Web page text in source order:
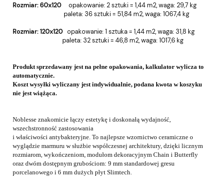
Rozmiar: 60x120 opakowanie: 2 sztuki = 1,44 m2, waga: 29,7 kg
paleta: 36 sztuki = 51,84 m2, waga: 1067,4 kg
Rozmiar: 120x120 opakowanie: 1 sztuka = 1,44 m2, waga: 31,8 kg
paleta: 32 sztuki = 46,8 m2, waga: 1017,6 kg
Produkt sprzedawany jest na pełne opakowania, kalkulator wylicza to
automatycznie.
Koszt wysyłki wyliczany jest indywidualnie, podana kwota w koszyku
nie jest wiążąca.
Noblesse znakomicie łączy estetykę i doskonałą wydajność,
wszechstronność zastosowania
i właściwości antybakteryjne. To najlepsze wzornictwo ceramiczne o
wyglądzie marmuru w służbie współczesnej architektury, dzięki licznym
rozmiarom, wykończeniom, modułom dekoracyjnym Chain i Butterfly
oraz dwóm dostępnym grubościom: 9 mm standardowej gresu
porcelanowego i 6 mm dużych płyt Slimtech.